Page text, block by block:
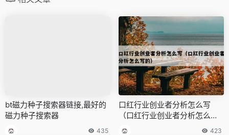
bt磁力种子搜索器链接,最好的
磁力种子搜索器
435
口红行业创业者分析怎么写
（口红行业创业者分析怎么写
的）
423